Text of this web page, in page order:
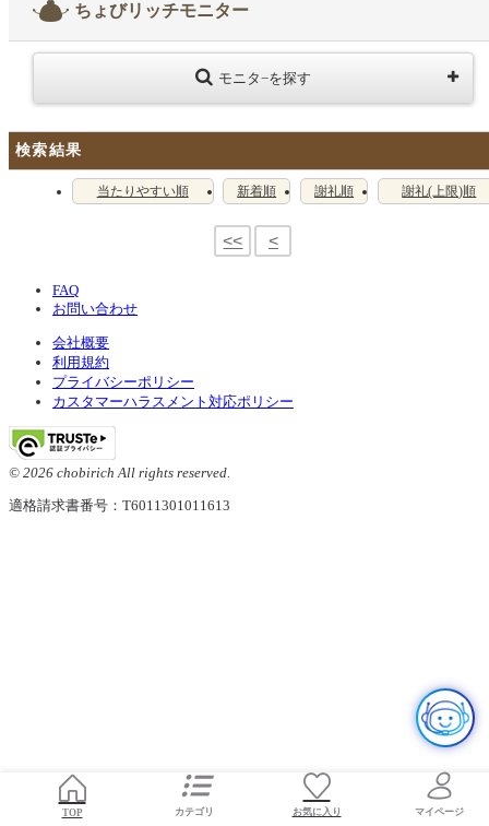
ちょびリッチモニター
モニタ−を探す
検索結果
当たりやすい順 新着順 謝礼順 謝礼(上限)順
<< <
FAQ
お問い合わせ
会社概要
利用規約
プライバシーポリシー
カスタマーハラスメント対応ポリシー
© 2026 chobirich All rights reserved.
適格請求書番号：T6011301011613
TOP お気に入り